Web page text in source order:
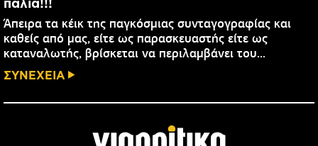
παλιά!!!
Άπειρα τα κέικ της παγκόσμιας συνταγογραφίας και
καθείς από μας, είτε ως παρασκευαστής είτε ως
καταναλωτής, βρίσκεται να περιλαμβάνει του...
ΣΥΝΕΧΕΙΑ